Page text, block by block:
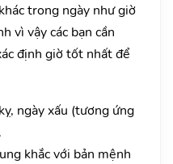
trong ngày như giờ
vì vậy các bạn cần
định giờ tốt nhất để
ngày xấu (tương ứng
khắc với bản mệnh